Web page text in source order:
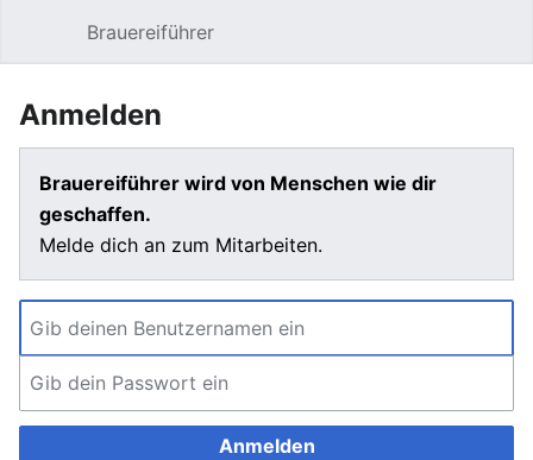
Brauereiführer
Anmelden
Brauereiführer wird von Menschen wie dir
geschaffen.
Melde dich an zum Mitarbeiten.
Anmelden